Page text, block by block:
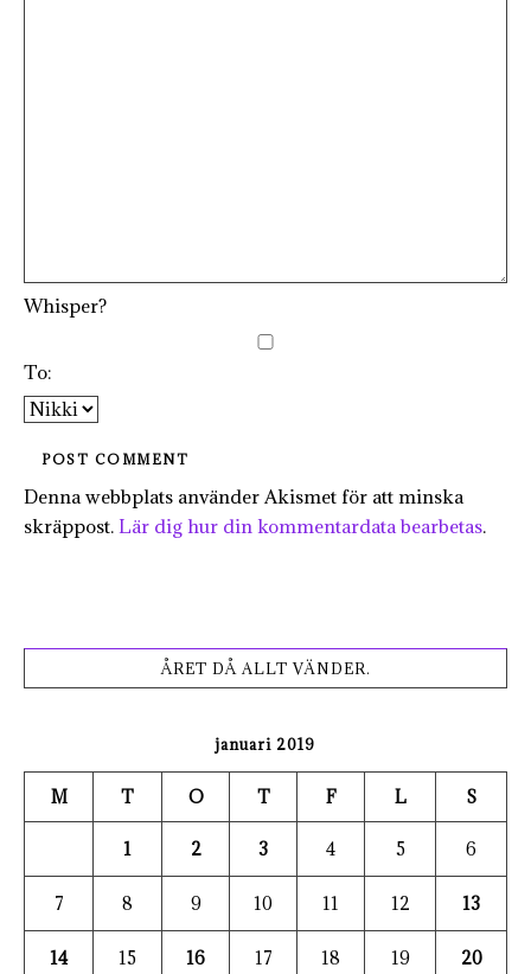
Whisper?
To:
Denna webbplats använder Akismet för att minska
skräppost. Lär dig hur din kommentardata bearbetas.
ÅRET DÅ ALLT VÄNDER.
januari 2019
M T O T F L S
1 2 3 4 5 6
7 8 9 10 11 12 13
14 15 16 17 18 19 20